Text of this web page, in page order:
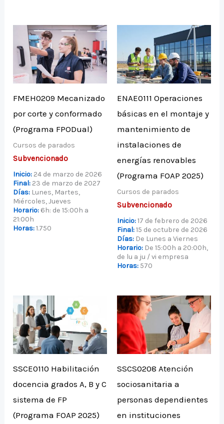
FMEH0209 Mecanizado
por corte y conformado
(Programa FPODual)
Cursos de parados
Subvencionado
Inicio: 24 de marzo de 2026
Final: 23 de marzo de 2027
Días: Lunes, Martes,
Miércoles, Jueves
Horario: 6h: de 15:00h a
21:00h
Horas:1.750
ENAE0111 Operaciones
básicas en el montaje y
mantenimiento de
instalaciones de
energías renovables
(Programa FOAP 2025)
Cursos de parados
Subvencionado
Inicio:17 de febrero de 2026
Final:15 de octubre de 2026
Días: De Lunes a Viernes
Horario: De 15:00h a 20:00h,
de lu a ju / vi empresa
Horas: 570
SSCE0110 Habilitación
docencia grados A, B y C
sistema de FP
(Programa FOAP 2025)
SSCS0208 Atención
sociosanitaria a
personas dependientes
en instituciones